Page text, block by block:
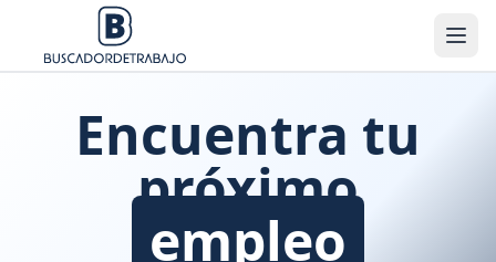
Encuentra tu
próximo
empleo